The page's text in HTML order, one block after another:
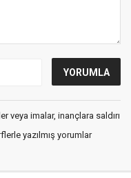
veya imalar, inançlara saldırı
yazılmış yorumlar